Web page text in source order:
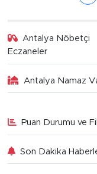
Antalya Nöbetçi
Eczaneler
Antalya Namaz
Puan Durumu ve
Son Dakika